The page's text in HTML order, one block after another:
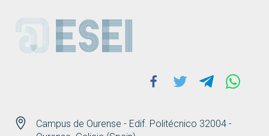
ESEI
Campus de Ourense - Edif. Politécnico 32004 -
Facebook
Twitter Telegram